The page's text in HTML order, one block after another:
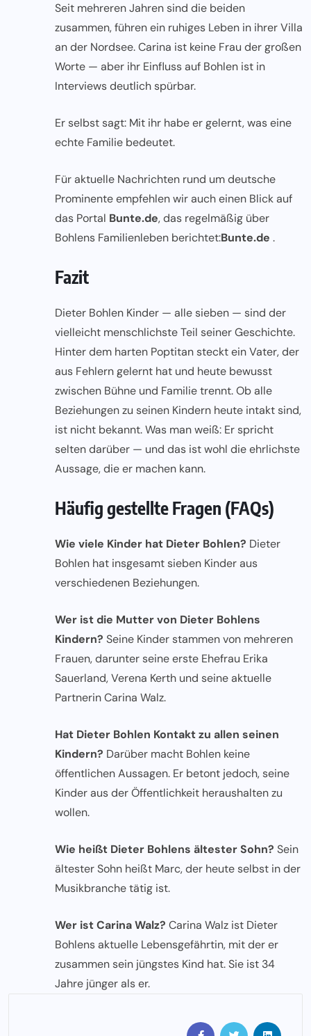
Seit mehreren Jahren sind die beiden
zusammen, führen ein ruhiges Leben in ihrer Villa
an der Nordsee. Carina ist keine Frau der großen
Worte — aber ihr Einfluss auf Bohlen ist in
Interviews deutlich spürbar.
Er selbst sagt: Mit ihr habe er gelernt, was eine
echte Familie bedeutet.
Für aktuelle Nachrichten rund um deutsche
Prominente empfehlen wir auch einen Blick auf
das Portal Bunte.de, das regelmäßig über
Bohlens Familienleben berichtet:Bunte.de .
Fazit
Dieter Bohlen Kinder — alle sieben — sind der
vielleicht menschlichste Teil seiner Geschichte.
Hinter dem harten Poptitan steckt ein Vater, der
aus Fehlern gelernt hat und heute bewusst
zwischen Bühne und Familie trennt. Ob alle
Beziehungen zu seinen Kindern heute intakt sind,
ist nicht bekannt. Was man weiß: Er spricht
selten darüber — und das ist wohl die ehrlichste
Aussage, die er machen kann.
Häufig gestellte Fragen (FAQs)
Wie viele Kinder hat Dieter Bohlen? Dieter
Bohlen hat insgesamt sieben Kinder aus
verschiedenen Beziehungen.
Wer ist die Mutter von Dieter Bohlens
Kindern? Seine Kinder stammen von mehreren
Frauen, darunter seine erste Ehefrau Erika
Sauerland, Verena Kerth und seine aktuelle
Partnerin Carina Walz.
Hat Dieter Bohlen Kontakt zu allen seinen
Kindern? Darüber macht Bohlen keine
öffentlichen Aussagen. Er betont jedoch, seine
Kinder aus der Öffentlichkeit heraushalten zu
wollen.
Wie heißt Dieter Bohlens ältester Sohn? Sein
ältester Sohn heißt Marc, der heute selbst in der
Musikbranche tätig ist.
Wer ist Carina Walz? Carina Walz ist Dieter
Bohlens aktuelle Lebensgefährtin, mit der er
zusammen sein jüngstes Kind hat. Sie ist 34
Jahre jünger als er.